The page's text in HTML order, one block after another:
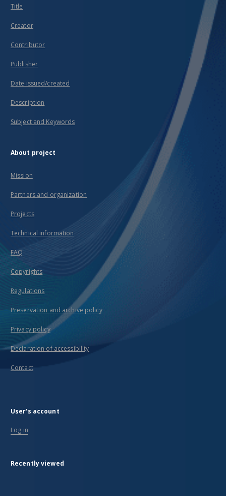
Title
Creator
Contributor
Publisher
Date issued/created
Description
Subject and Keywords
About project
Mission
Partners and organization
Projects
Technical information
FAQ
Copyrights
Regulations
Preservation and archive policy
Privacy policy
Declaration of accessibility
Contact
User's account
Log in
Recently viewed